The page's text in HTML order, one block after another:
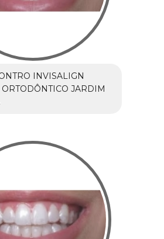
INVISALIGN
JARDIM